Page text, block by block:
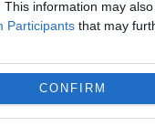
This information may
Participants that may
CONFIRM
o nouă
AUR